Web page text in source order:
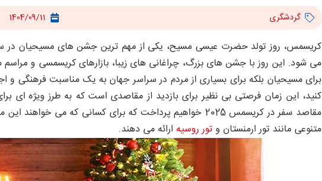
گردشگری 1404/09/11
می ‌شود. این روز با جشن ‌های بزرگ، چراغانی ‌های زیبا، بازارهای کریسمسی و
کنید، این زمان فرصتی بی‌ نظیر برای بازدید از مقاصدی است که به طرز ویژه ‌ای
مقاصد سفر در کریسمس 2025 خواهیم پرداخت که برای کسانی که می ‌خواهند
متنوعی مانند تور ارمنستان وتور روسیه ارائه می‌ دهند.